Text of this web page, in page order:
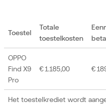
Toestel
Totale
toestelkosten
Het toestelkrediet wordt
OPPO
Find X9
Pro
€ 1.185,00 €